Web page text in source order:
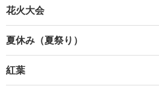
花火大会
夏休み（夏祭り）
紅葉